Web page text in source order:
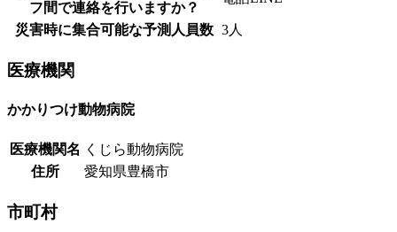
フ間で連絡を行いますか？
災害時に集合可能な予測人員数 3人
医療機関
かかりつけ動物病院
医療機関名 くじら動物病院
住所
愛知県豊橋市
市町村